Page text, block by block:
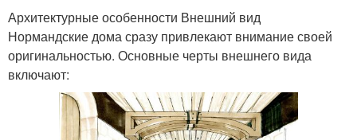
Архитектурные особенности Внешний вид
Нормандские дома сразу привлекают внимание своей
оригинальностью. Основные черты внешнего вида
включают: